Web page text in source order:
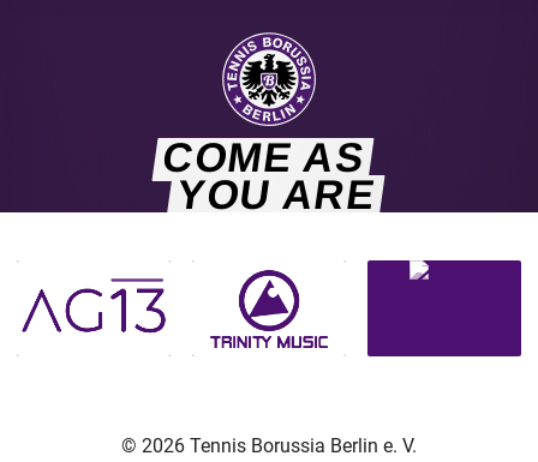
COME AS
YOU ARE
© 2026 Tennis Borussia Berlin e. V.